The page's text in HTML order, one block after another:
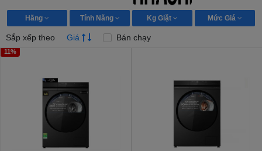
Hãng Tính Năng Kg Giặt Mức Giá
Sắp xếp theo Giá Bán chạy
11%